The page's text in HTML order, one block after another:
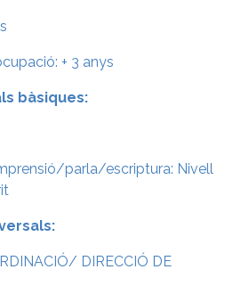
+ 3 anys
bàsiques:
parla/escriptura: Nivell
DIRECCIÓ DE